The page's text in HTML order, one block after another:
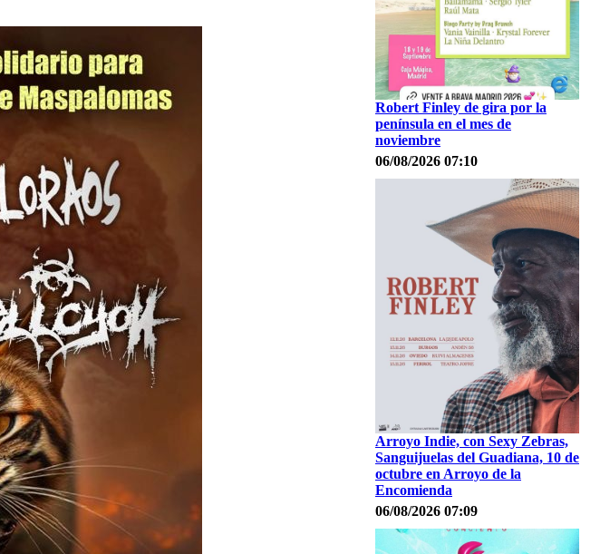
Robert Finley de gira por la
península en el mes de
noviembre
06/08/2026 07:10
Arroyo Indie, con Sexy Zebras,
Sanguijuelas del Guadiana, 10 de
octubre en Arroyo de la
Encomienda
06/08/2026 07:09